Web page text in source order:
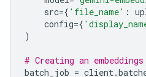
src={ 'file_name' :
config={
)
# Creating an
batch_job = client.